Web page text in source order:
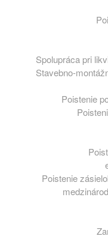
Spolupráca pri
Stavebno-
Poistenie
Poistenie